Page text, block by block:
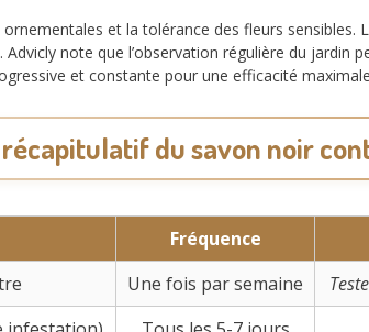
ornementales et la tolérance des fleurs
note que l’observation régulière du jardin
et constante pour une efficacité
du savon noir
Fréquence
Une fois par semaine